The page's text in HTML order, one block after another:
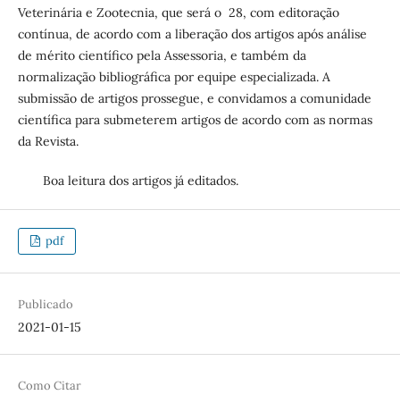
Veterinária e Zootecnia, que será o 28, com editoração
contínua, de acordo com a liberação dos artigos após análise
de mérito científico pela Assessoria, e também da
normalização bibliográfica por equipe especializada. A
submissão de artigos prossegue, e convidamos a comunidade
científica para submeterem artigos de acordo com as normas
da Revista.
Boa leitura dos artigos já editados.
pdf
Publicado
2021-01-15
Como Citar